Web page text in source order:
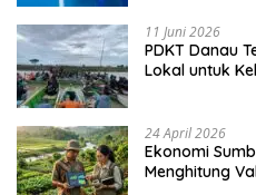
11 Juni 2026
PDKT Danau
Lokal untuk
24 April 2026
Ekonomi
Menghitung